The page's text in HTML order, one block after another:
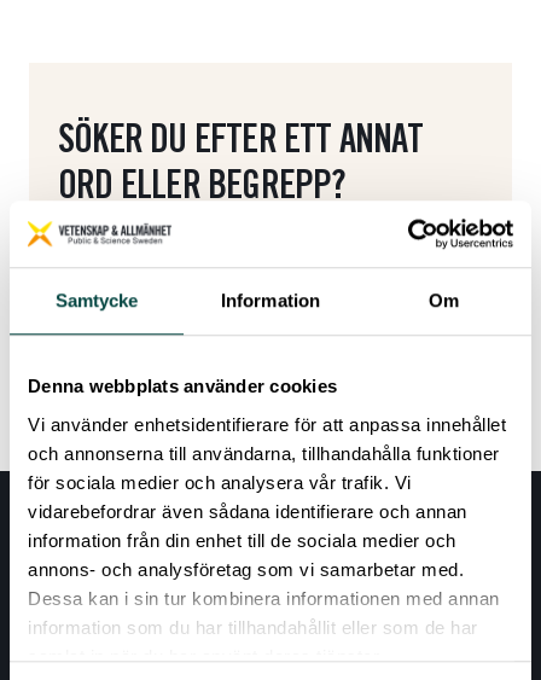
Samtycke Information Om
Denna webbplats använder cookies
Vi använder enhetsidentifierare för att anpassa innehållet
och annonserna till användarna, tillhandahålla funktioner
för sociala medier och analysera vår trafik. Vi
vidarebefordrar även sådana identifierare och annan
information från din enhet till de sociala medier och
annons- och analysföretag som vi samarbetar med.
Dessa kan i sin tur kombinera informationen med annan
information som du har tillhandahållit eller som de har
samlat in när du har använt deras tjänster.
SÖKER DU EFTER ETT ANNAT
ORD ELLER BEGREPP?
Här kommer du tillbaka till ordlistan.
Tillbaka till ordlistan